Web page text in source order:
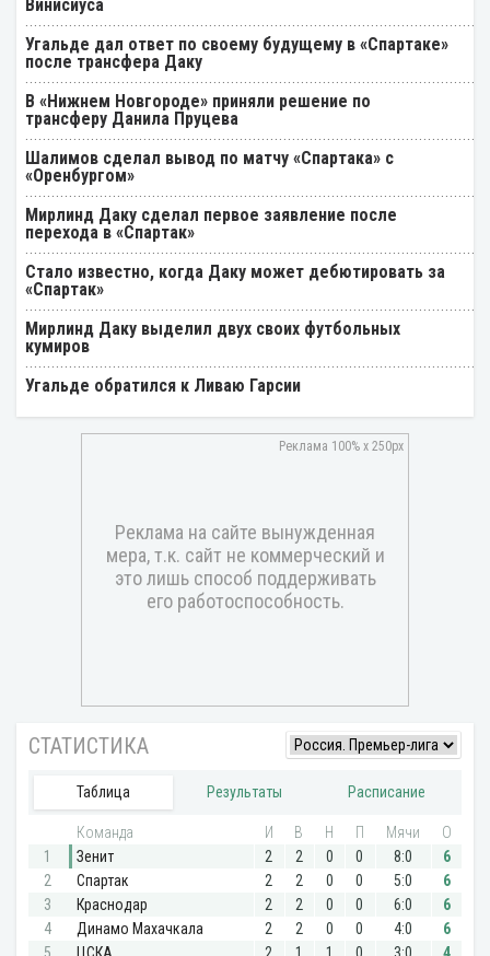
Винисиуса
Угальде дал ответ по своему будущему в «Спартаке»
после трансфера Даку
В «Нижнем Новгороде» приняли решение по
трансферу Данила Пруцева
Шалимов сделал вывод по матчу «Спартака» с
«Оренбургом»
Мирлинд Даку сделал первое заявление после
перехода в «Спартак»
Стало известно, когда Даку может дебютировать за
«Спартак»
Мирлинд Даку выделил двух своих футбольных
кумиров
Угальде обратился к Ливаю Гарсии